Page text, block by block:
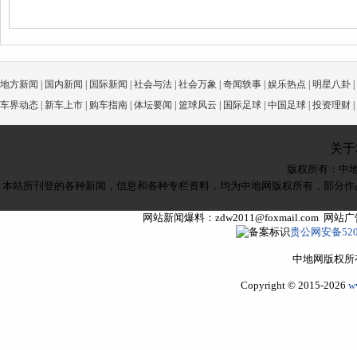
地方新闻 国内新闻 国际新闻 社会与法 社会万象 奇闻轶事 娱乐热点 明星八卦
车界动态
新车上市 购车指南 体坛要闻 篮球风云 国际足球 中国足球 投资理财
关
版权所有： 中
本站所刊登的各种新闻，信息和各种专栏资料，均为中地网版权所有，部分
网站新闻爆料：zdw2011@foxmail.com 网站
贵公网安备
中地网版权
Copyright © 2015-2026